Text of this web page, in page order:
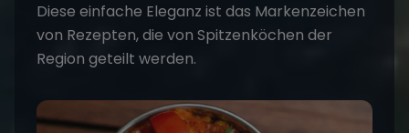
Diese einfache Eleganz ist das Markenzeichen
von Rezepten, die von Spitzenköchen der
Region geteilt werden.